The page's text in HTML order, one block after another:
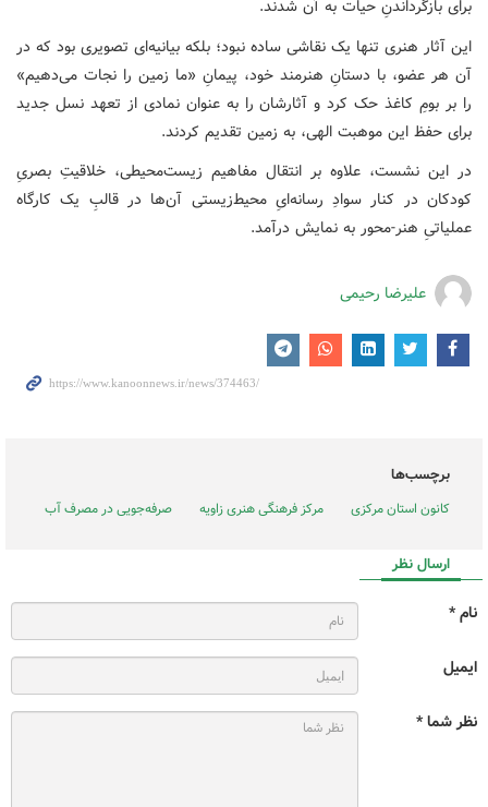
برای بازگرداندنِ حیات به آن شدند.
این آثار هنری تنها یک نقاشی ساده نبود؛ بلکه بیانیه‌ای تصویری بود که در
آن هر عضو، با دستانِ هنرمند خود، پیمانِ «ما زمین را نجات می‌دهیم»
را بر بومِ کاغذ حک کرد و آثارشان را به عنوان نمادی از تعهد نسل جدید
برای حفظ این موهبت الهی، به زمین تقدیم کردند.
در این نشست، علاوه بر انتقال مفاهیم زیست‌محیطی، خلاقیتِ بصریِ
کودکان در کنار سوادِ رسانه‌ایِ محیط‌زیستی آن‌ها در قالبِ یک کارگاه
عملیاتیِ هنر-محور به نمایش درآمد.
علیرضا رحیمی
برچسب‌ها
کانون استان مرکزی مرکز فرهنگی هنری زاویه صرفه‌جویی در مصرف آب
ارسال نظر
نام *
ایمیل
نظر شما *